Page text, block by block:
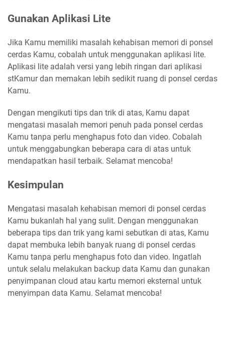
Gunakan Aplikasi Lite
Jika Kamu memiliki masalah kehabisan memori di ponsel
cerdas Kamu, cobalah untuk menggunakan aplikasi lite.
Aplikasi lite adalah versi yang lebih ringan dari aplikasi
stKamur dan memakan lebih sedikit ruang di ponsel cerdas
Kamu.
Dengan mengikuti tips dan trik di atas, Kamu dapat
mengatasi masalah memori penuh pada ponsel cerdas
Kamu tanpa perlu menghapus foto dan video. Cobalah
untuk menggabungkan beberapa cara di atas untuk
mendapatkan hasil terbaik. Selamat mencoba!
Kesimpulan
Mengatasi masalah kehabisan memori di ponsel cerdas
Kamu bukanlah hal yang sulit. Dengan menggunakan
beberapa tips dan trik yang kami sebutkan di atas, Kamu
dapat membuka lebih banyak ruang di ponsel cerdas
Kamu tanpa perlu menghapus foto dan video. Ingatlah
untuk selalu melakukan backup data Kamu dan gunakan
penyimpanan cloud atau kartu memori eksternal untuk
menyimpan data Kamu. Selamat mencoba!